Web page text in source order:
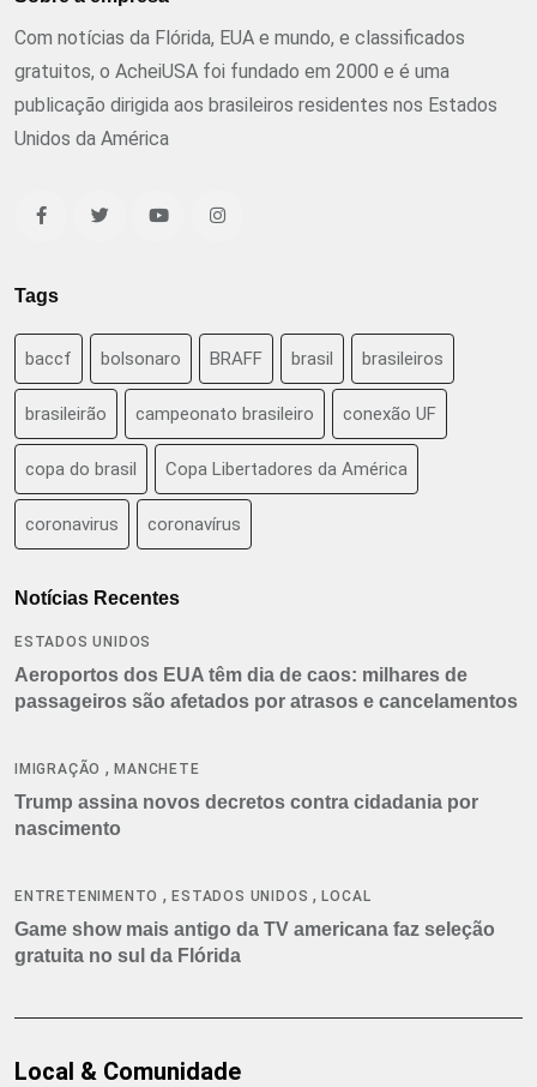
Com notícias da Flórida, EUA e mundo, e classificados
gratuitos, o AcheiUSA foi fundado em 2000 e é uma
publicação dirigida aos brasileiros residentes nos Estados
Unidos da América
Tags
baccf bolsonaro BRAFF brasil brasileiros
brasileirão campeonato brasileiro conexão UF
copa do brasil Copa Libertadores da América
coronavirus coronavírus
Notícias Recentes
ESTADOS UNIDOS
Aeroportos dos EUA têm dia de caos: milhares de
passageiros são afetados por atrasos e cancelamentos
IMIGRAÇÃO ,MANCHETE
Trump assina novos decretos contra cidadania por
nascimento
ENTRETENIMENTO ,ESTADOS UNIDOS ,LOCAL
Game show mais antigo da TV americana faz seleção
gratuita no sul da Flórida
Local & Comunidade